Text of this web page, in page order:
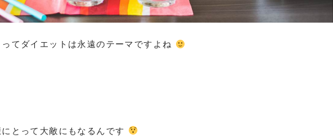
てダイエットは永遠のテーマですよね
とって大敵にもなるんです